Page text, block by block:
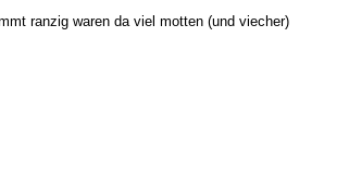
ranzig waren da viel motten (und viecher)